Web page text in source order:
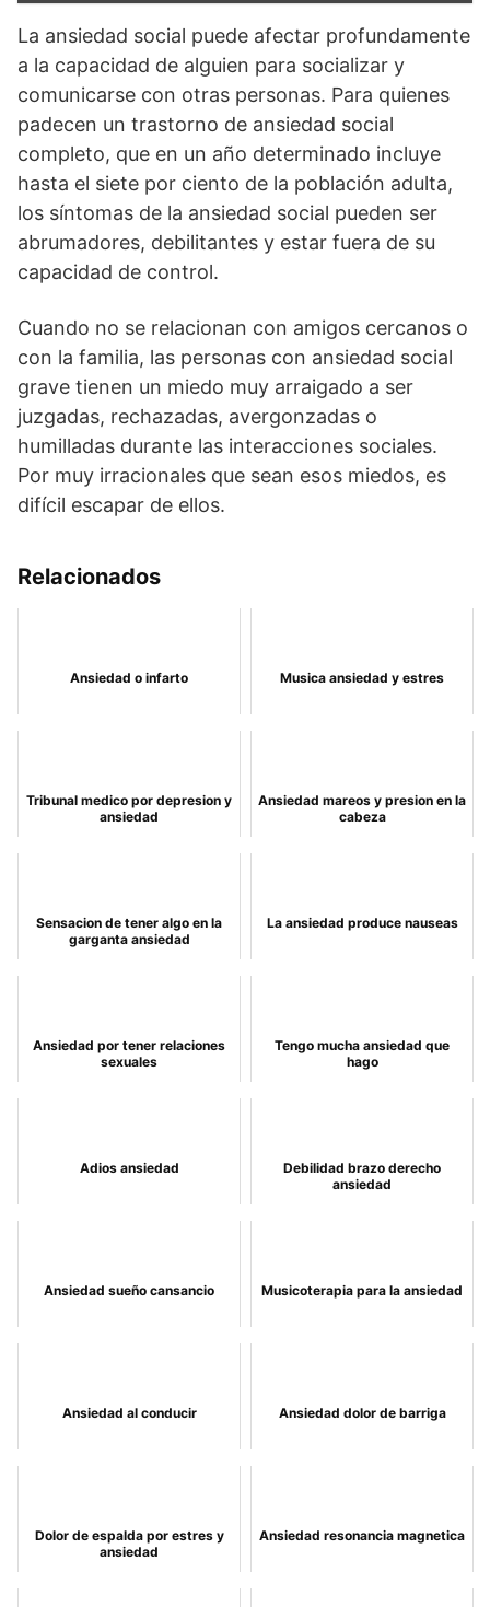
La ansiedad social puede afectar profundamente
a la capacidad de alguien para socializar y
comunicarse con otras personas. Para quienes
padecen un trastorno de ansiedad social
completo, que en un año determinado incluye
hasta el siete por ciento de la población adulta,
los síntomas de la ansiedad social pueden ser
abrumadores, debilitantes y estar fuera de su
capacidad de control.
Cuando no se relacionan con amigos cercanos o
con la familia, las personas con ansiedad social
grave tienen un miedo muy arraigado a ser
juzgadas, rechazadas, avergonzadas o
humilladas durante las interacciones sociales.
Por muy irracionales que sean esos miedos, es
difícil escapar de ellos.
Relacionados
Ansiedad o infarto Musica ansiedad y estres
Tribunal medico por depresion y
ansiedad
Ansiedad mareos y presion en la
cabeza
Sensacion de tener algo en la
garganta ansiedad
La ansiedad produce nauseas
Ansiedad por tener relaciones
sexuales
Tengo mucha ansiedad que
hago
Adios ansiedad
Debilidad brazo derecho
ansiedad
Ansiedad sueño cansancio Musicoterapia para la ansiedad
Ansiedad al conducir Ansiedad dolor de barriga
Dolor de espalda por estres y
ansiedad
Ansiedad resonancia magnetica